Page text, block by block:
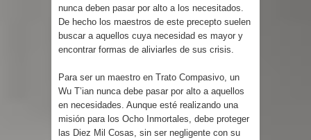
nunca deben pasar por alto a los necesitados.
De hecho los maestros de este precepto suelen
buscar a aquellos cuya necesidad es mayor y
encontrar formas de aliviarles de sus crisis.
Para ser un maestro en Trato Compasivo, un
Wu T’ian nunca debe pasar por alto a aquellos
en necesidades. Aunque esté realizando una
misión para los Ocho Inmortales, debe proteger
las Diez Mil Cosas, sin ser negligente con su